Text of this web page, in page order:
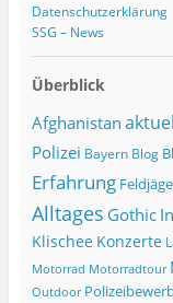
Datenschutzerklärung
SSG – News
Überblick
Afghanistan
Polizei Bayern Blog
Erfahrung
Alltages Gothic
Klischee Konzerte
Motorrad Motorradtour
Outdoor